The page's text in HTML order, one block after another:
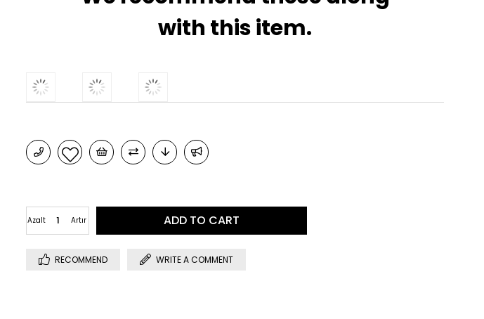
with this item.
Artır
Azalt
RECOMMEND WRITE A COMMENT